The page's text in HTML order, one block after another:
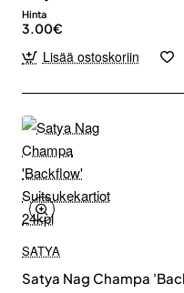
Hinta
3.00€
Lisää ostoskoriin
SATYA
Satya Nag Champa